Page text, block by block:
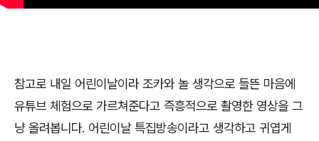
참고로 내일 어린이날이라 조카와 놀 생각으로 들뜬 마음에
유튜브 체험으로 가르쳐준다고 즉흥적으로 촬영한 영상을 그
냥 올려봅니다. 어린이날 특집방송이라고 생각하고 귀엽게